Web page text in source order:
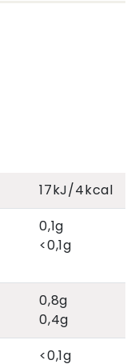
17kJ/4kcal
0,1g
<0,1g
0,8g
0,4g
<0,1g